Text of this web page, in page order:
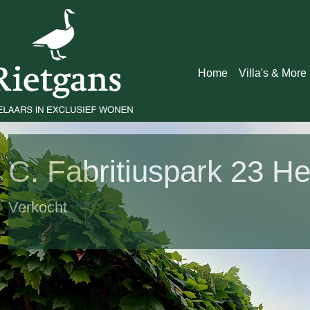
Home Villa's & More
C. Fabritiuspark 23
Verkocht